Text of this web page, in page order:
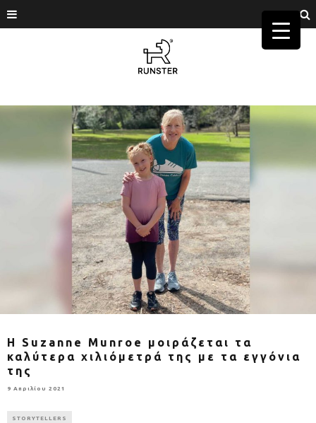
H Suzanne Munroe μοιράζεται τα
καλύτερα χιλιόμετρά της με τα εγγόνια
της
9 Απριλίου 2021
STORYTELLERS